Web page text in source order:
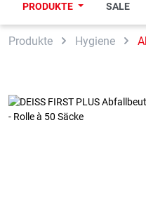
Zur Suche springen
Zur Hauptnavigation
PRODUKTE SALE
Produkte Hygiene